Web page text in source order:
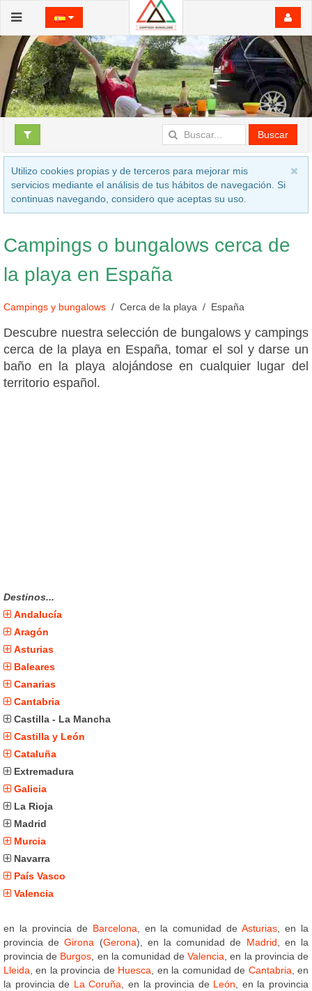
Buscar
Utilizo cookies propias y de terceros para mejorar mis
servicios mediante el análisis de tus hábitos de navegación. Si
continuas navegando, considero que aceptas su uso.
Campings o bungalows cerca de
la playa en España
Campings y bungalows Cerca de la playa España
Descubre nuestra selección de bungalows y campings
cerca de la playa en España, tomar el sol y darse un
baño en la playa alojándose en cualquier lugar del
territorio español.
Destinos...
Andalucía
Aragón
Asturias
Baleares
Canarias
Cantabria
Castilla - La Mancha
Castilla y León
Cataluña
Extremadura
Galicia
La Rioja
Madrid
Murcia
Navarra
País Vasco
Valencia
en la provincia de Barcelona , en la comunidad deAsturias , en la
provincia deGirona (Gerona), en la comunidad de Madrid , en la
provincia de Burgos , en la comunidad deValencia , en la provincia de
Lleida , en la provincia de Huesca , en la comunidad de Cantabria , en
la provincia de La Coruña , en la provincia de León , en la provincia